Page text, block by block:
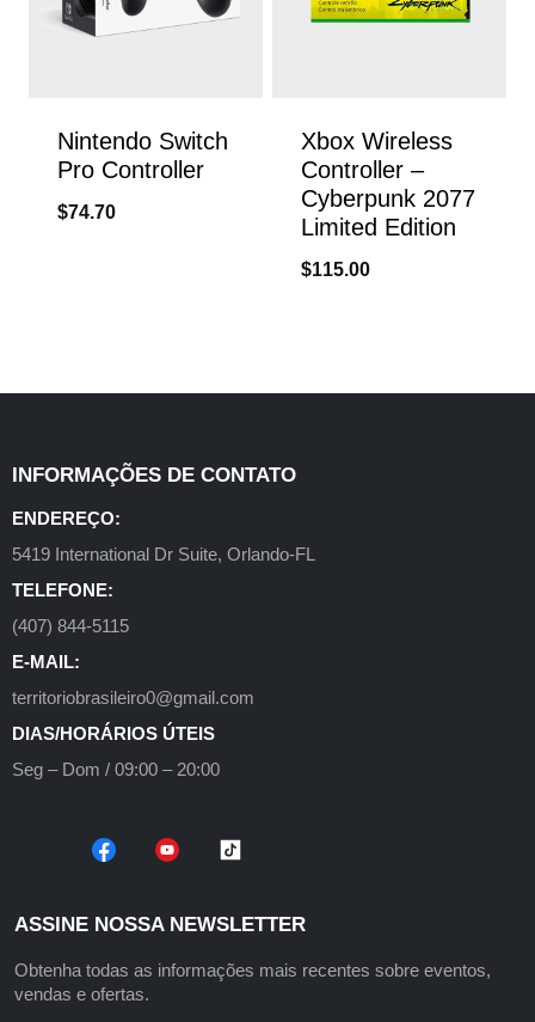
Nintendo Switch
Pro Controller
$74.70
Xbox Wireless
Controller –
Cyberpunk 2077
Limited Edition
$115.00
INFORMAÇÕES DE CONTATO
ENDEREÇO:
5419 International Dr Suite, Orlando-FL
TELEFONE:
(407) 844-5115
E-MAIL:
territoriobrasileiro0@gmail.com
DIAS/HORÁRIOS ÚTEIS
Seg – Dom / 09:00 – 20:00
ASSINE NOSSA NEWSLETTER
Obtenha todas as informações mais recentes sobre eventos,
vendas e ofertas.